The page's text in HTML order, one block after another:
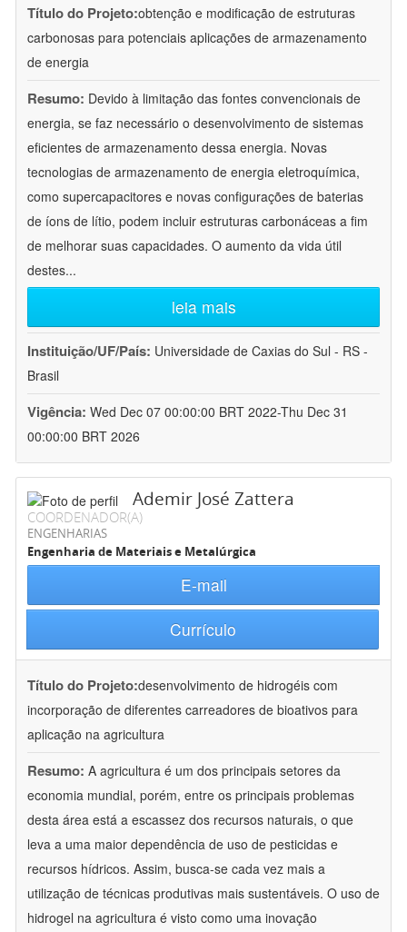
Título do Projeto:obtenção e modificação de estruturas
carbonosas para potenciais aplicações de armazenamento
de energia
Resumo: Devido à limitação das fontes convencionais de
energia, se faz necessário o desenvolvimento de sistemas
eficientes de armazenamento dessa energia. Novas
tecnologias de armazenamento de energia eletroquímica,
como supercapacitores e novas configurações de baterias
de íons de lítio, podem incluir estruturas carbonáceas a fim
de melhorar suas capacidades. O aumento da vida útil
destes...
leia mais
Instituição/UF/País: Universidade de Caxias do Sul - RS -
Brasil
Vigência: Wed Dec 07 00:00:00 BRT 2022-Thu Dec 31
00:00:00 BRT 2026
Ademir José Zattera
COORDENADOR(A)
ENGENHARIAS
Engenharia de Materiais e Metalúrgica
E-mail
Currículo
Título do Projeto:desenvolvimento de hidrogéis com
incorporação de diferentes carreadores de bioativos para
aplicação na agricultura
Resumo: A agricultura é um dos principais setores da
economia mundial, porém, entre os principais problemas
desta área está a escassez dos recursos naturais, o que
leva a uma maior dependência de uso de pesticidas e
recursos hídricos. Assim, busca-se cada vez mais a
utilização de técnicas produtivas mais sustentáveis. O uso de
hidrogel na agricultura é visto como uma inovação